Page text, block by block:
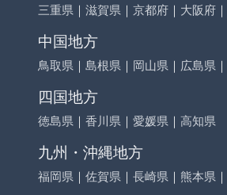
三重県 ｜ 滋賀県 ｜ 京都府 ｜ 大阪府 ｜
中国地方
鳥取県 ｜ 島根県 ｜ 岡山県 ｜ 広島県 ｜
四国地方
徳島県 ｜ 香川県 ｜ 愛媛県 ｜ 高知県
九州・沖縄地方
福岡県 ｜ 佐賀県 ｜ 長崎県 ｜ 熊本県 ｜